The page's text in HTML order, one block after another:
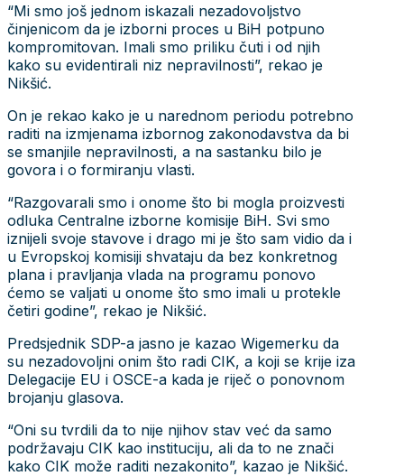
“Mi smo još jednom iskazali nezadovoljstvo
činjenicom da je izborni proces u BiH potpuno
kompromitovan. Imali smo priliku čuti i od njih
kako su evidentirali niz nepravilnosti”, rekao je
Nikšić.
On je rekao kako je u narednom periodu potrebno
raditi na izmjenama izbornog zakonodavstva da bi
se smanjile nepravilnosti, a na sastanku bilo je
govora i o formiranju vlasti.
“Razgovarali smo i onome što bi mogla proizvesti
odluka Centralne izborne komisije BiH. Svi smo
iznijeli svoje stavove i drago mi je što sam vidio da i
u Evropskoj komisiji shvataju da bez konkretnog
plana i pravljanja vlada na programu ponovo
ćemo se valjati u onome što smo imali u protekle
četiri godine”, rekao je Nikšić.
Predsjednik SDP-a jasno je kazao Wigemerku da
su nezadovoljni onim što radi CIK, a koji se krije iza
Delegacije EU i OSCE-a kada je riječ o ponovnom
brojanju glasova.
“Oni su tvrdili da to nije njihov stav već da samo
podržavaju CIK kao instituciju, ali da to ne znači
kako CIK može raditi nezakonito”, kazao je Nikšić.